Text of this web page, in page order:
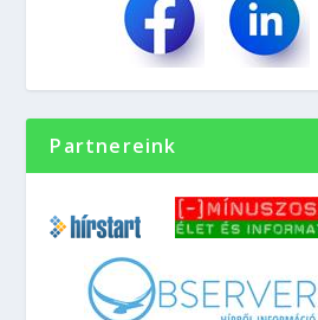
Partnereink